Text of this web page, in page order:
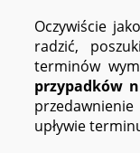
Oczywiście
radzić,
terminów
przypadków
upływie